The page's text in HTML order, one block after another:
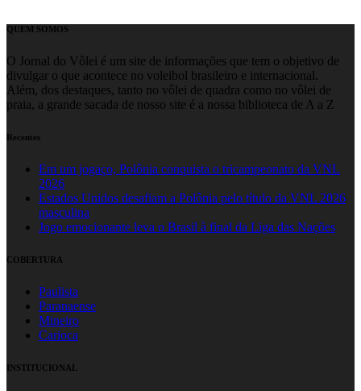
QUEM SOMOS
O Jornal do Vôlei é um site de informações que tem o objetivo de
divulgar o que acontece no voleibol brasileiro e internacional.
Além, dos destaques, tanto no vôlei de quadra como no vôlei de
praia, a grande sacada de nosso site é a nossa biblioteca de A a Z
Recentes
Em um jogaço, Polônia conquista o tricampeonato da VNL
2026
Estados Unidos desafiam a Polônia pelo título da VNL 2026
masculina
Jogo emocionante leva o Brasil à final da Liga das Nações
COBERTURA
Paulista
Paranaense
Mineiro
Carioca
INSTITUCIONAL